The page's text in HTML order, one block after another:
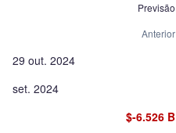
Previsão
Anterior
29 out. 2024
set. 2024
$-6.526 B